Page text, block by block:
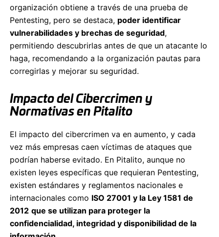
organización obtiene a través de una prueba de
Pentesting, pero se destaca, poder identificar
vulnerabilidades y brechas de seguridad,
permitiendo descubrirlas antes de que un atacante lo
haga, recomendando a la organización pautas para
corregirlas y mejorar su seguridad.
Impacto del Cibercrimen y
Normativas en Pitalito
El impacto del cibercrimen va en aumento, y cada
vez más empresas caen víctimas de ataques que
podrían haberse evitado. En Pitalito, aunque no
existen leyes específicas que requieran Pentesting,
existen estándares y reglamentos nacionales e
internacionales como ISO 27001 y la Ley 1581 de
2012 que se utilizan para proteger la
confidencialidad, integridad y disponibilidad de la